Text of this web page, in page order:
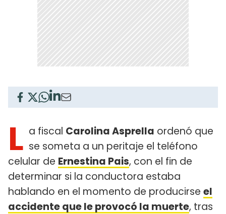
L a fiscal Carolina Asprella ordenó que
se someta a un peritaje el teléfono
celular de Ernestina Pais, con el fin de
determinar si la conductora estaba
hablando en el momento de producirse el
accidente que le provocó la muerte, tras